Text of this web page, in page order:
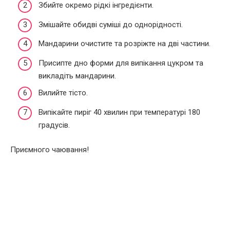
Збийте окремо рідкі інгредієнти.
Змішайте обидві суміші до однорідності.
Мандарини очистите та розріжте на дві частини.
Присипте дно форми для випікання цукром та
викладіть мандарини.
Вилийте тісто.
Випікайте пиріг 40 хвилин при температурі 180
градусів.
Приємного чаювання!